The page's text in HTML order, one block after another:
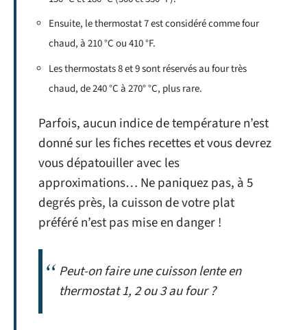
Ensuite, le thermostat 7 est considéré comme four
chaud, à 210 °C ou 410 °F.
Les thermostats 8 et 9 sont réservés au four très
chaud, de 240 °C à 270° °C, plus rare.
Parfois, aucun indice de température n’est
donné sur les fiches recettes et vous devrez
vous dépatouiller avec les
approximations… Ne paniquez pas, à 5
degrés près, la cuisson de votre plat
préféré n’est pas mise en danger !
Peut-on faire une cuisson lente en
thermostat 1, 2 ou 3 au four ?